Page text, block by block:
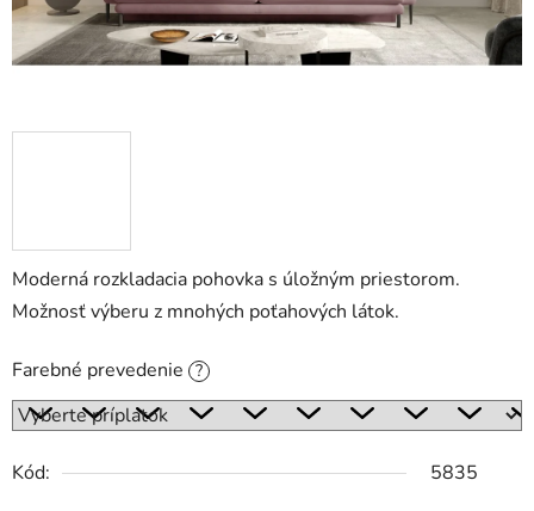
Moderná rozkladacia pohovka s úložným priestorom.
Možnosť výberu z mnohých poťahových látok.
Farebné prevedenie ?
Kód: 5835